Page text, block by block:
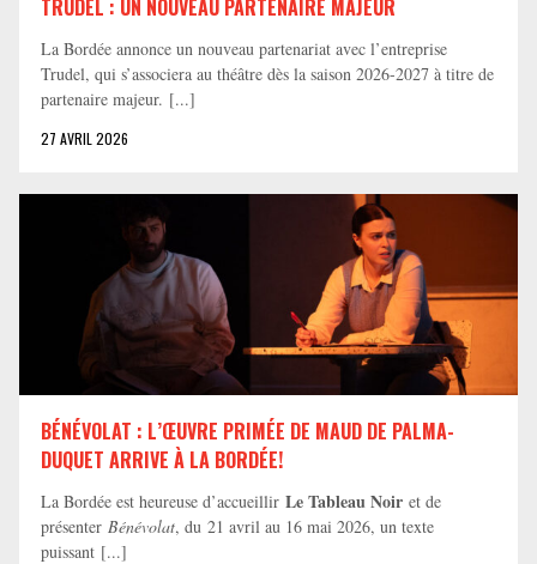
TRUDEL : UN NOUVEAU PARTENAIRE MAJEUR
La Bordée annonce un nouveau partenariat avec l’entreprise
Trudel, qui s’associera au théâtre dès la saison 2026-2027 à titre de
partenaire majeur. [...]
27 AVRIL 2026
BÉNÉVOLAT : L’ŒUVRE PRIMÉE DE MAUD DE PALMA-
DUQUET ARRIVE À LA BORDÉE!
La Bordée est heureuse d’accueillir Le Tableau Noir et de
présenter Bénévolat, du 21 avril au 16 mai 2026, un texte
puissant [...]